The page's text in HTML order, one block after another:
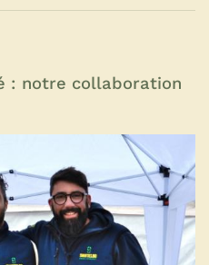
: notre collaboration